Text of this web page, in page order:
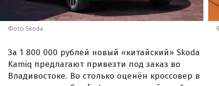
Фото Skoda
За 1 800 000 рублей новый «китайский» Skoda
Kamiq предлагают привезти под заказ во
Владивостоке. Во столько оценён кроссовер в